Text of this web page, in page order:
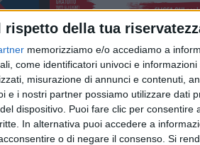
rispetto della tua
memorizziamo e/o accediamo a
come identificatori univoci e
misurazione di annunci e contenuti,
e i nostri partner possiamo utilizzare dati
dispositivo. Puoi fare clic per
In alternativa puoi accedere a
o di negare il consenso. Si